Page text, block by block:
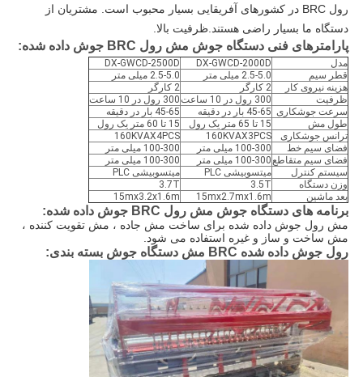
رول BRC در کشورهای آفریقایی بسیار محبوب است. مشتریان از
دستگاه ما بسیار راضی هستند.ظرفیت بالا.
پارامترهای فنی دستگاه جوش مش رول BRC جوش داده شده:
مدل DX-GWCD-2000D
DX-GWCD-2500D
قطر سیم
2.5-5.0 میلی متر
2.5-5.0 میلی متر
هزینه نیروی کار
2 کارگر
2 کارگر
ظرفیت
300 رول در 10 ساعت
300 رول در 10 ساعت
سرعت جوشکاری 45-65 بار در دقیقه
45-65 بار در دقیقه
طول مش
15 تا 65 متر یک رول
15 تا 60 متر یک رول
ترانس جوشکاری
160KVAX3PCS
160KVAX4PCS
فضای سیم خط
100-300 میلی متر
100-300 میلی متر
فضای سیم متقاطع100-300 میلی متر
100-300 میلی متر
سیستم کنترل
میتسوبیشی PLC
میتسوبیشی PLC
وزن دستگاه
3.5T
3.7T
بعد ماشین
15mx2.7mx1.6m
15mx3.2x1.6m
برنامه های دستگاه جوش مش رول BRC جوش داده شده:
مش رول جوش داده شده برای ساخت مش جاده ، مش تقویت کننده ،
مش ساخت و ساز و غیره استفاده می شود.
رول جوش داده شده BRC مش دستگاه جوش بسته بندی: